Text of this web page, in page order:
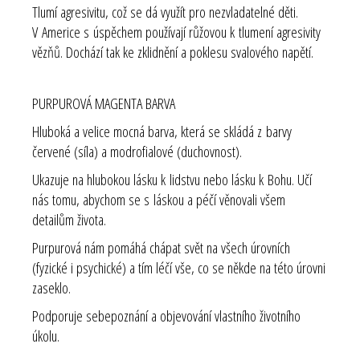
Tlumí agresivitu, což se dá využít pro nezvladatelné děti.
V Americe s úspěchem používají růžovou k tlumení agresivity
vězňů. Dochází tak ke zklidnění a poklesu svalového napětí.
PURPUROVÁ MAGENTA BARVA
Hluboká a velice mocná barva, která se skládá z barvy
červené (síla) a modrofialové (duchovnost).
Ukazuje na hlubokou lásku k lidstvu nebo lásku k Bohu. Učí
nás tomu, abychom se s láskou a péčí věnovali všem
detailům života.
Purpurová nám pomáhá chápat svět na všech úrovních
(fyzické i psychické) a tím léčí vše, co se někde na této úrovni
zaseklo.
Podporuje sebepoznání a objevování vlastního životního
úkolu.